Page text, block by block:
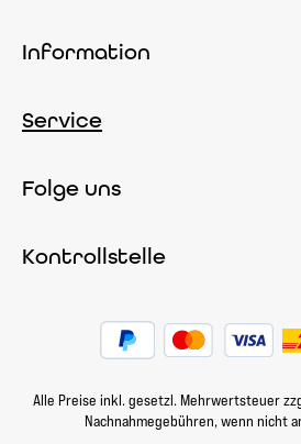
Information
Service
Folge uns
Kontrollstelle
Alle Preise inkl. gesetzl. Mehrwertsteuer
Nachnahmegebühren, wenn nicht